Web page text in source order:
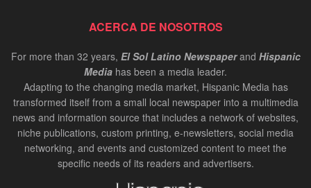
ACERCA DE NOSOTROS
For more than 32 years, El Sol Latino Newspaperand Hispanic
Media has been a media leader.
Adapting to the changing media market, Hispanic Media has
transformed itself from a small local newspaper into a multimedia
news and information source that includes a network of websites,
niche publications, custom printing, e-newsletters, social media
networking, and events and customized content to meet the
specific needs of its readers and advertisers.